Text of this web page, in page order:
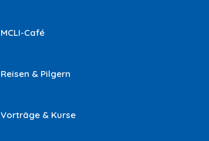
MCLI-Café
Reisen & Pilgern
Vorträge & Kurse